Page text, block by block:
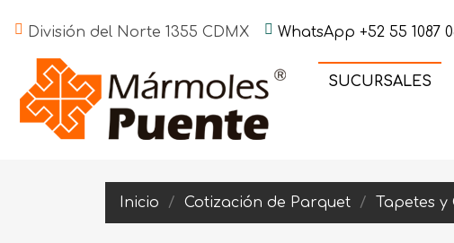
División del Norte 1355 CDMX WhatsApp +52 55 1087
SUCURSALES
Inicio Cotización de Parquet Tapetes y